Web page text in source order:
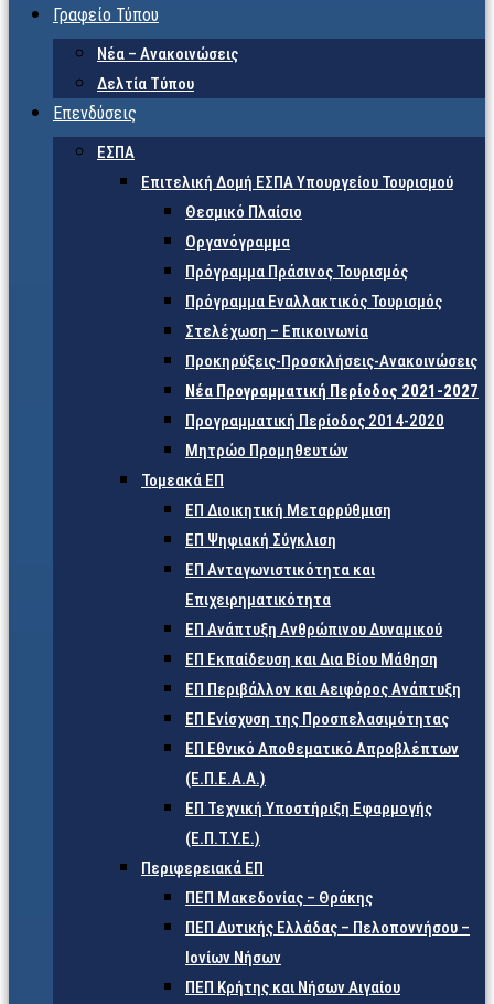
Γραφείο Τύπου
Νέα – Ανακοινώσεις
Δελτία Τύπου
Επενδύσεις
ΕΣΠΑ
Επιτελική Δομή ΕΣΠΑ Υπουργείου Τουρισμού
Θεσμικό Πλαίσιο
Οργανόγραμμα
Πρόγραμμα Πράσινος Τουρισμός
Πρόγραμμα Εναλλακτικός Τουρισμός
Στελέχωση – Επικοινωνία
Προκηρύξεις-Προσκλήσεις-Ανακοινώσεις
Νέα Προγραμματική Περίοδος 2021-2027
Προγραμματική Περίοδος 2014-2020
Μητρώο Προμηθευτών
Τομεακά ΕΠ
ΕΠ Διοικητική Μεταρρύθμιση
ΕΠ Ψηφιακή Σύγκλιση
ΕΠ Ανταγωνιστικότητα και
Επιχειρηματικότητα
ΕΠ Ανάπτυξη Ανθρώπινου Δυναμικού
ΕΠ Εκπαίδευση και Δια Βίου Μάθηση
ΕΠ Περιβάλλον και Αειφόρος Ανάπτυξη
ΕΠ Ενίσχυση της Προσπελασιμότητας
ΕΠ Εθνικό Αποθεματικό Απροβλέπτων
(Ε.Π.Ε.Α.Α.)
ΕΠ Τεχνική Υποστήριξη Εφαρμογής
(Ε.Π.Τ.Υ.Ε.)
Περιφερειακά ΕΠ
ΠΕΠ Μακεδονίας – Θράκης
ΠΕΠ Δυτικής Ελλάδας – Πελοποννήσου –
Ιονίων Νήσων
ΠΕΠ Κρήτης και Νήσων Αιγαίου